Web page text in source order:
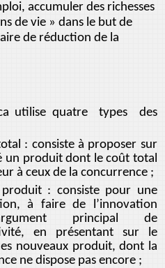
accumuler des richesses
de vie » dans le but de
de réduction de la
utilise quatre types des
: consiste à proposer sur
un produit dont le coût total
à ceux de la concurrence ;
: consiste pour une
à faire de l’innovation
principal de
en présentant sur le
nouveaux produit, dont la
ne dispose pas encore ;